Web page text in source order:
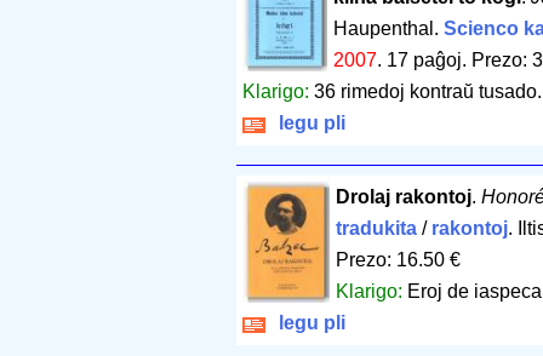
Haupenthal. Scienco
2007. 17 paĝoj. Prezo:
Klarigo: 36 rimedoj kontraŭ
legu pli
Drolaj rakontoj.
tradukita/ rakontoj.
Prezo: 16.50 €
Klarigo: Eroj de
legu pli